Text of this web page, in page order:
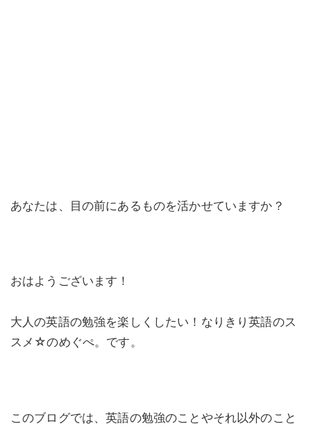
あなたは、目の前にあるものを活かせていますか？
おはようございます！
大人の英語の勉強を楽しくしたい！なりきり英語のス
スメ☆のめぐぺ。です。
このブログでは、英語の勉強のことやそれ以外のこと